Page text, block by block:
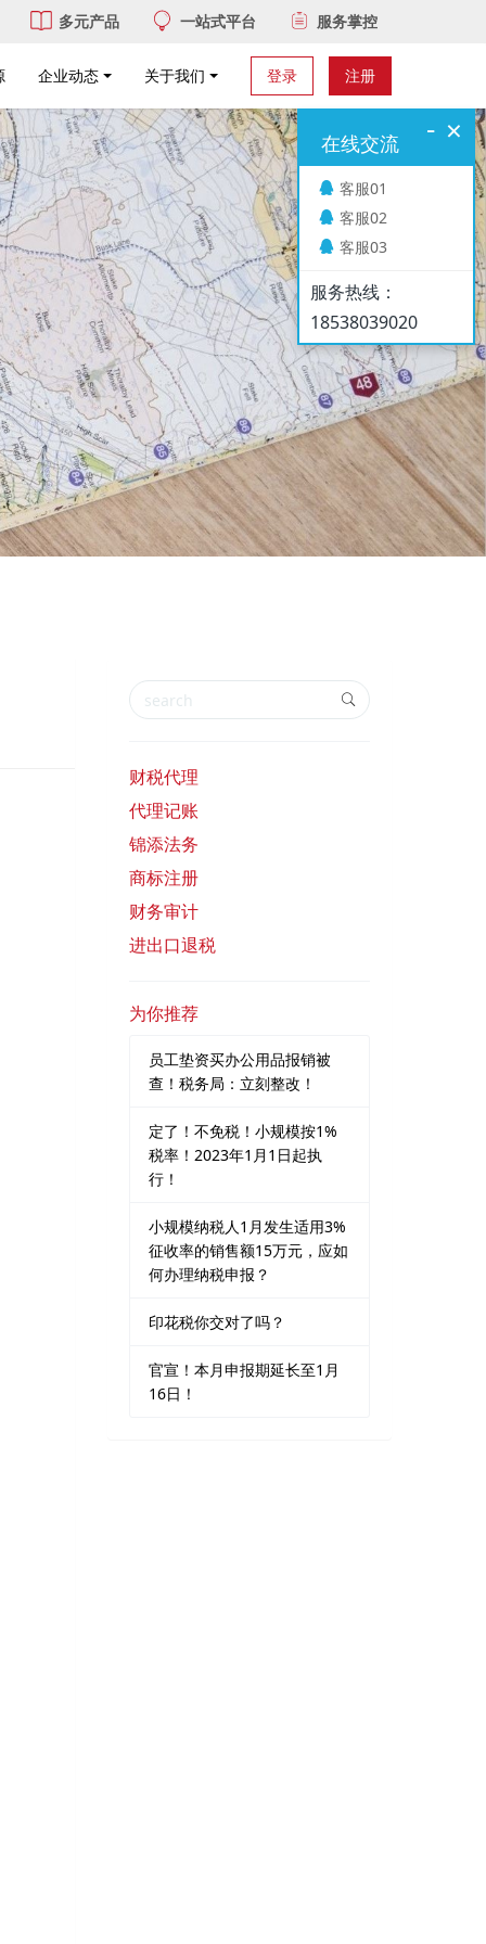
多元产品 一站式平台 服务掌控
登录 注册
企业动态 关于我们
财税代理
代理记账
锦添法务
商标注册
财务审计
进出口退税
为你推荐
员工垫资买办公用品报销被
查！税务局：立刻整改！
定了！不免税！小规模按1%
税率！2023年1月1日起执
行！
小规模纳税人1月发生适用3%
征收率的销售额15万元，应如
何办理纳税申报？
印花税你交对了吗？
官宣！本月申报期延长至1月
16日！
×
-
在线交流
客服01
客服02
客服03
服务热线：
18538039020